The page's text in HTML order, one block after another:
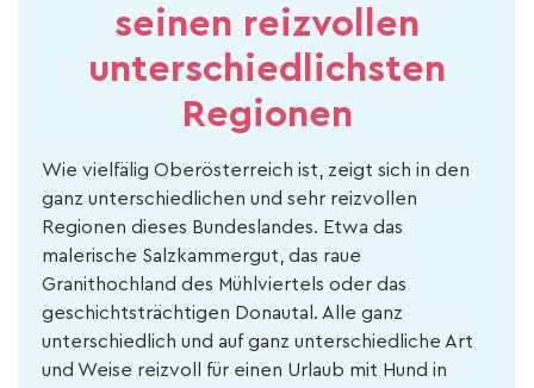
seinen reizvollen
unterschiedlichsten
Regionen
Wie vielfälig Oberösterreich ist, zeigt sich in den
ganz unterschiedlichen und sehr reizvollen
Regionen dieses Bundeslandes. Etwa das
malerische Salzkammergut, das raue
Granithochland des Mühlviertels oder das
geschichtsträchtigen Donautal. Alle ganz
unterschiedlich und auf ganz unterschiedliche Art
und Weise reizvoll für einen Urlaub mit Hund in